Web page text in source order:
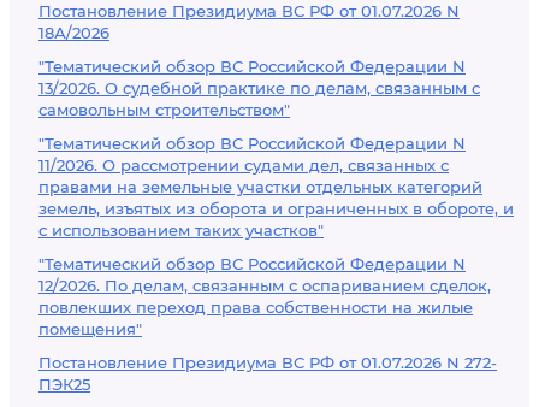
Постановление Президиума ВС РФ от 01.07.2026 N
18А/2026
"Тематический обзор ВС Российской Федерации N
13/2026. О судебной практике по делам, связанным с
самовольным строительством"
"Тематический обзор ВС Российской Федерации N
11/2026. О рассмотрении судами дел, связанных с
правами на земельные участки отдельных категорий
земель, изъятых из оборота и ограниченных в обороте, и
с использованием таких участков"
"Тематический обзор ВС Российской Федерации N
12/2026. По делам, связанным с оспариванием сделок,
повлекших переход права собственности на жилые
помещения"
Постановление Президиума ВС РФ от 01.07.2026 N 272-
ПЭК25